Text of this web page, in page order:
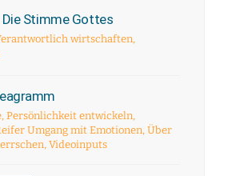
Stimme Gottes
wirtschaften,
, Persönlichkeit entwickeln,
Umgang mit Emotionen, Über
, Videoinputs